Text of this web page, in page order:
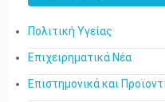
Πολιτική Υγείας
Επιχειρηματικά Νέα
Επιστημονικά και